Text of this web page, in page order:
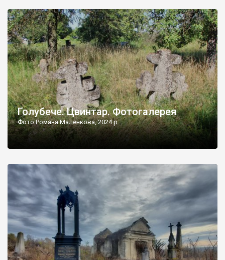
бруньками, кози ті бруньки обгризають, бо то улюблений
делікатес. На цвинтарі у Голубечому ціла колекція
різноманітних форм хрестів. Село відносно невелике, […]
Голубече. Цвинтар. Фотогалерея
Фото Романа Маленкова, 2024 р.